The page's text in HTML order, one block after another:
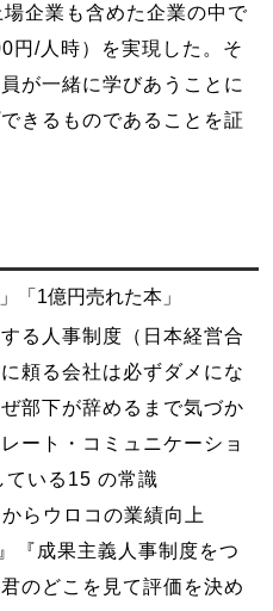
企業も含めた企業の中で
円/人時）を実現した。そ
が一緒に学びあうことに
きるものであることを証
る人事制度（日本経営合
頼る会社は必ずダメにな
部下が辞めるまで気づか
ート・コミュニケーショ
ている15 の常識
らウロコの業績向上
『成果主義人事制度をつ
のどこを見て評価を決め